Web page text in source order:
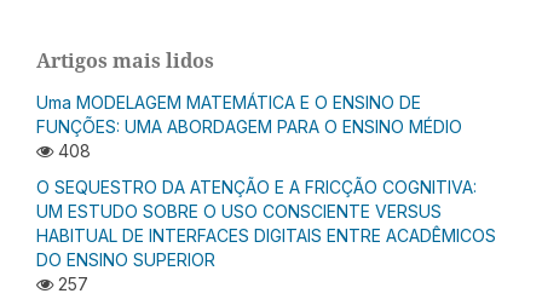
Artigos mais lidos
Uma MODELAGEM MATEMÁTICA E O ENSINO DE
FUNÇÕES: UMA ABORDAGEM PARA O ENSINO MÉDIO
408
O SEQUESTRO DA ATENÇÃO E A FRICÇÃO COGNITIVA:
UM ESTUDO SOBRE O USO CONSCIENTE VERSUS
HABITUAL DE INTERFACES DIGITAIS ENTRE ACADÊMICOS
DO ENSINO SUPERIOR
257